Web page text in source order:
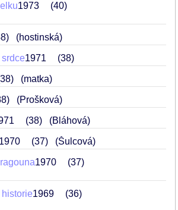
1973
40
(hostinská)
1971 38
38 (matka)
(Prošková)
38 (Bláhová)
1970 37 (Šulcová)
1970
37
1969
36